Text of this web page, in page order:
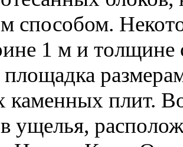
способом.
1 м и толщине
каменных плит.
ущелья,